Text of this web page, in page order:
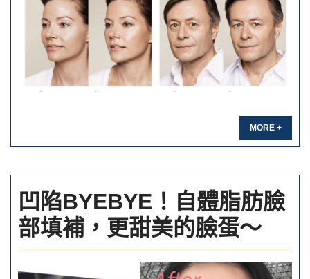
MORE +
凹陷BYEBYE！自體脂肪臉
部填補，更甜美的臉蛋～